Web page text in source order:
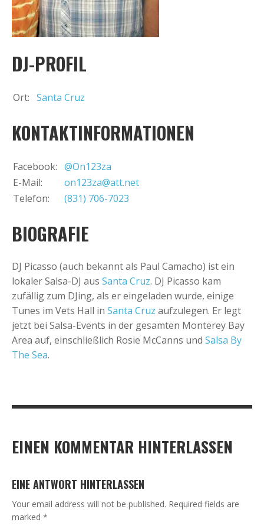
+ Event hinzufügen
DJ-PROFIL
Ort: Santa Cruz
KONTAKTINFORMATIONEN
Facebook: @On123za
E-Mail:
on123za@att.net
Telefon:
(831) 706-7023
BIOGRAFIE
DJ Picasso (auch bekannt als Paul Camacho) ist ein
lokaler Salsa-DJ aus Santa Cruz. DJ Picasso kam
zufällig zum DJing, als er eingeladen wurde, einige
Tunes im Vets Hall in Santa Cruz aufzulegen. Er legt
jetzt bei Salsa-Events in der gesamten Monterey Bay
Area auf, einschließlich Rosie McCanns und Salsa By
The Sea.
EINEN KOMMENTAR HINTERLASSEN
EINE ANTWORT HINTERLASSEN
Your email address will not be published. Required fields are
marked *